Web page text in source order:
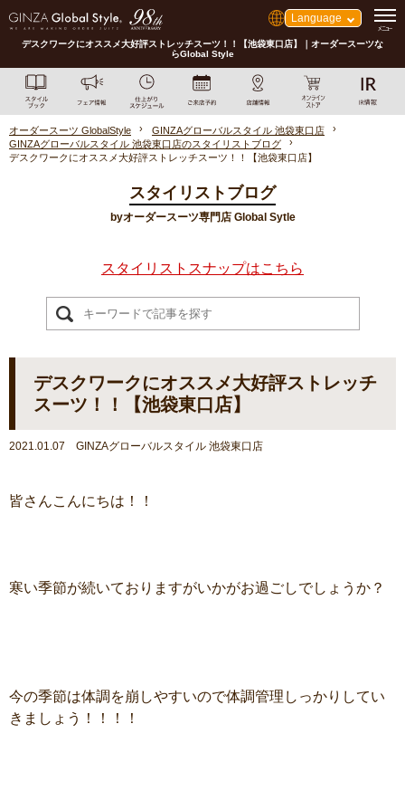
Language
デスクワークにオススメ大好評ストレッチスーツ！！【池袋東口店】｜オーダースーツな
らGlobal Style
オーダースーツ GlobalStyle
GINZAグローバルスタイル 池袋東口店
GINZAグローバルスタイル 池袋東口店のスタイリストブログ
デスクワークにオススメ大好評ストレッチスーツ！！【池袋東口店】
スタイリストブログ
byオーダースーツ専門店 Global Sytle
スタイリストスナップはこちら
デスクワークにオススメ大好評ストレッチ
スーツ！！【池袋東口店】
2021.01.07 GINZAグローバルスタイル 池袋東口店
皆さんこんにちは！！
寒い季節が続いておりますがいかがお過ごしでしょうか？
今の季節は体調を崩しやすいので体調管理しっかりしてい
きましょう！！！！